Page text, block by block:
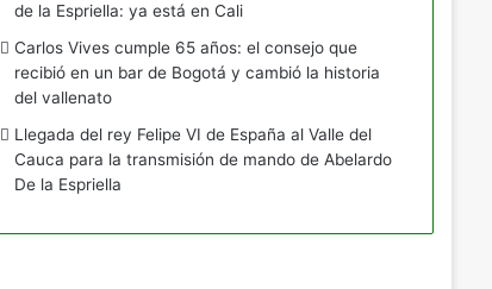
de la Espriella: ya está en Cali
Carlos Vives cumple 65 años: el consejo que
recibió en un bar de Bogotá y cambió la historia
del vallenato
Llegada del rey Felipe VI de España al Valle del
Cauca para la transmisión de mando de Abelardo
De la Espriella